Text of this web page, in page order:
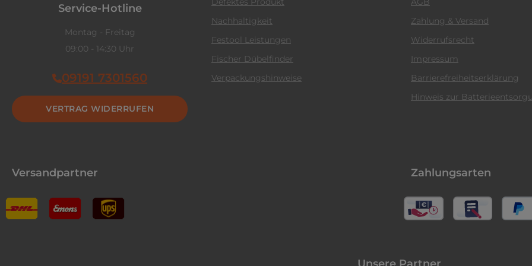
Service-Hotline
Montag - Freitag
09:00 - 14:30 Uhr
09191 7301560
VERTRAG WIDERRUFEN
Nachhaltigkeit
Festool Leistungen
Fischer Dübelfinder
Verpackungshinweise
Zahlung & Versand
Widerrufsrecht
Impressum
Barrierefreiheitserklärung
Hinweis zur
Versandpartner Zahlungsarten